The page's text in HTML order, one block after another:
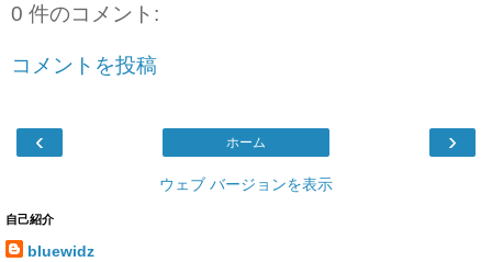
0 件のコメント:
コメントを投稿
‹ ›
ホーム
ウェブ バージョンを表示
自己紹介
bluewidz